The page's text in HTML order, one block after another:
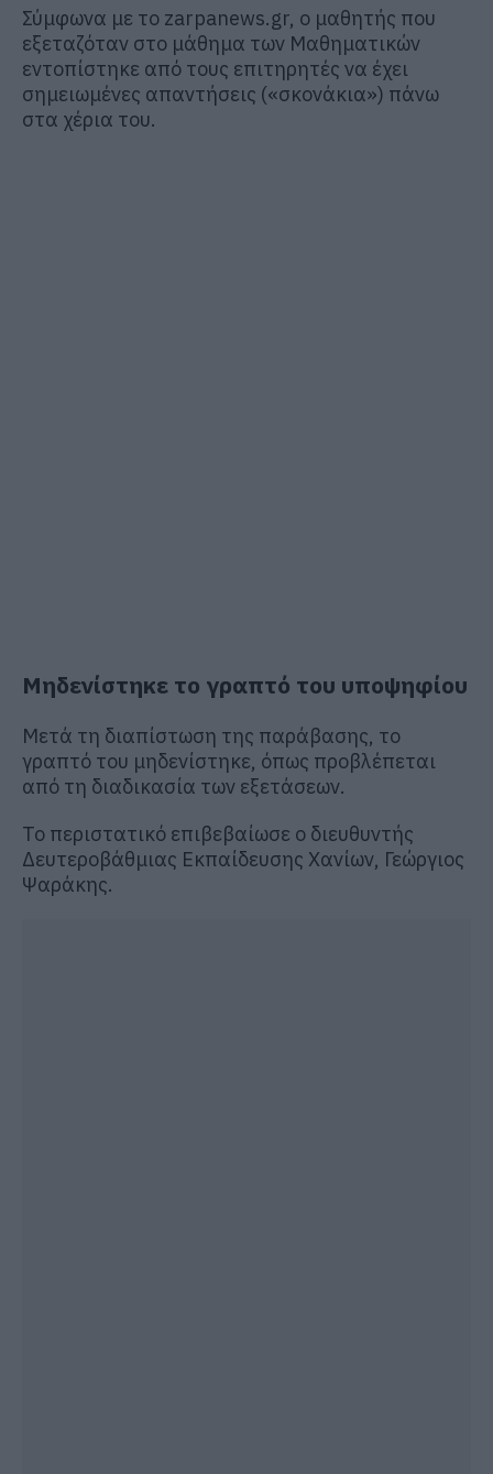
Σύμφωνα με το zarpanews.gr, ο μαθητής που
εξεταζόταν στο μάθημα των Μαθηματικών
εντοπίστηκε από τους επιτηρητές να έχει
σημειωμένες απαντήσεις («σκονάκια») πάνω
στα χέρια του.
Μηδενίστηκε το γραπτό του υποψηφίου
Μετά τη διαπίστωση της παράβασης, το
γραπτό του μηδενίστηκε, όπως προβλέπεται
από τη διαδικασία των εξετάσεων.
Το περιστατικό επιβεβαίωσε ο διευθυντής
Δευτεροβάθμιας Εκπαίδευσης Χανίων, Γεώργιος
Ψαράκης.